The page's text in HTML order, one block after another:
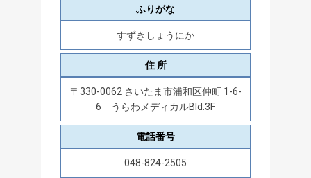
ふりがな
すずきしょうにか
住 所
〒330-0062 さいたま市浦和区仲町 1-6-
6 うらわメディカルBld.3F
電話番号
048-824-2505